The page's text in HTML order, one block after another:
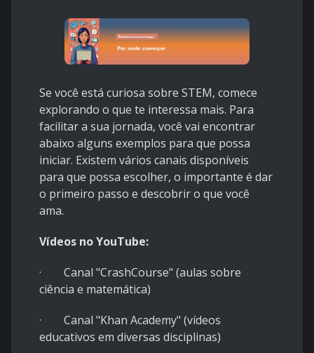
Se você está curiosa sobre STEM, comece
explorando o que te interessa mais. Para
facilitar a sua jornada, você vai encontrar
abaixo alguns exemplos para que possa
iniciar. Existem vários canais disponíveis
para que possa escolher, o importante é dar
o primeiro passo e descobrir o que você
ama.
Vídeos no YouTube:
· Canal "CrashCourse" (aulas sobre
ciência e matemática)
· Canal "Khan Academy" (vídeos
educativos em diversas disciplinas)